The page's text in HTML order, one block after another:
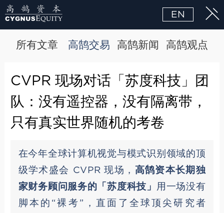
EN
所有文章 高鹄交易 高鹄新闻 高鹄观点
CVPR 现场对话「苏度科技」团
队：没有遥控器，没有隔离带，
只有真实世界随机的考卷
在今年全球计算机视觉与模式识别领域的顶
级学术盛会 CVPR 现场， 高鹄资本长期独
家财务顾问服务的「苏度科技」
用一场没有
脚本的“裸考”，直面了全球顶尖研究者